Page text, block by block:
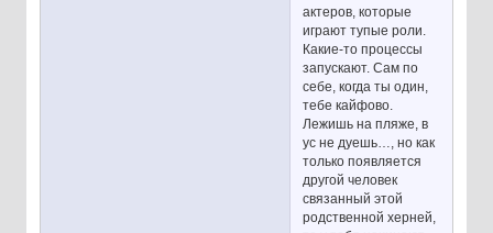
актеров, которые
играют тупые роли.
Какие-то процессы
запускают. Сам по
себе, когда ты один,
тебе кайфово.
Лежишь на пляже, в
ус не дуешь…, но как
только появляется
другой человек
связанный этой
родственной херней,